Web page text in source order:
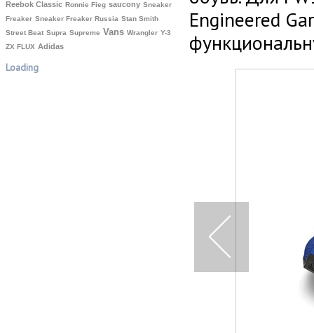
Reebok Classic Ronnie Fieg saucony Sneaker
Freaker Sneaker Freaker Russia Stan Smith
Street Beat Supra Supreme Vans Wrangler Y-3
ZX FLUX Аdidas
Loading
Engineered